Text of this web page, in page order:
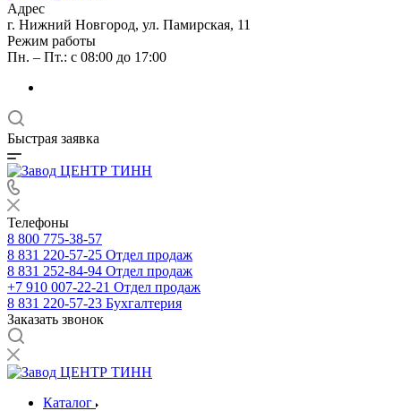
Адрес
г. Нижний Новгород, ул. Памирская, 11
Режим работы
Пн. – Пт.: с 08:00 до 17:00
Быстрая заявка
Телефоны
8 800 775-38-57
8 831 220-57-25 Отдел продаж
8 831 252-84-94 Отдел продаж
+7 910 007-22-21 Отдел продаж
8 831 220-57-23 Бухгалтерия
Заказать звонок
Каталог